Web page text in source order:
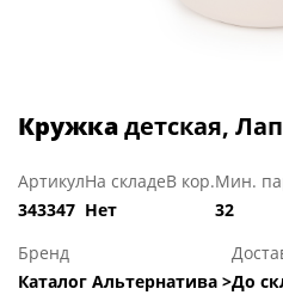
Кружкадетская,
Артикул
343347
На складе
Нет
В кор.Мин.
32
Бренд
Каталог Альтернатива >До